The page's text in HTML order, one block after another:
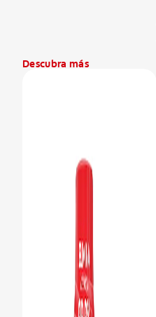
Descubra más